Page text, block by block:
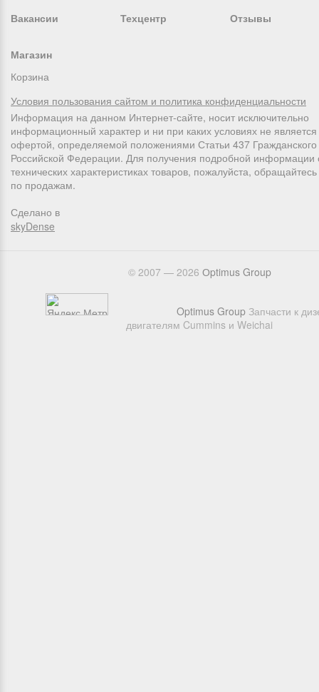
Вакансии Техцентр Отзывы
Магазин
Корзина
Условия пользования сайтом и политика конфиденциальности
Информация на данном Интернет-сайте, носит исключительно
информационный характер и ни при каких условиях не
офертой, определяемой положениями Статьи 437 Гражданского
Российской Федерации. Для получения подробной информации
технических характеристиках товаров, пожалуйста,
по продажам.
Сделано в
skyDense
© 2007 — 2026 Оptimus Group
Optimus Group Запчасти к
двигателям Cummins и Weichai